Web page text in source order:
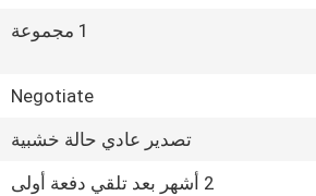
1 مجموعة
Negotiate
تصدير عادي حالة خشبية
2 أشهر بعد تلقي دفعة أولى